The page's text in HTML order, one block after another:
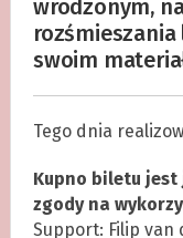
wrodzonym,
swoim
Tego dnia
Kupno biletu jest
zgody na
Support: Filip van